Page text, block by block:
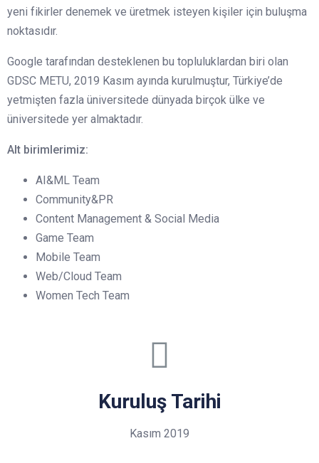
yeni fikirler denemek ve üretmek isteyen kişiler için buluşma
noktasıdır.
Google tarafından desteklenen bu topluluklardan biri olan
GDSC METU, 2019 Kasım ayında kurulmuştur, Türkiye’de
yetmişten fazla üniversitede dünyada birçok ülke ve
üniversitede yer almaktadır.
Alt birimlerimiz:
AI&ML Team
Community&PR
Content Management & Social Media
Game Team
Mobile Team
Web/Cloud Team
Women Tech Team
Kuruluş Tarihi
Kasım 2019